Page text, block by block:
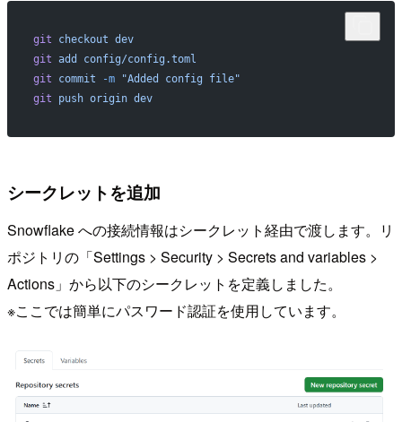
git checkout dev
git add
config/config.toml
git commit -m "Added config file"
git push origin dev
シークレットを追加
Snowflake への接続情報はシークレット経由で渡します。リ
ポジトリの「Settings > Security > Secrets and variables >
Actions」から以下のシークレットを定義しました。
※ここでは簡単にパスワード認証を使用しています。